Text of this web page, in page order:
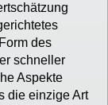
des
schneller
Aspekte
die einzige Art